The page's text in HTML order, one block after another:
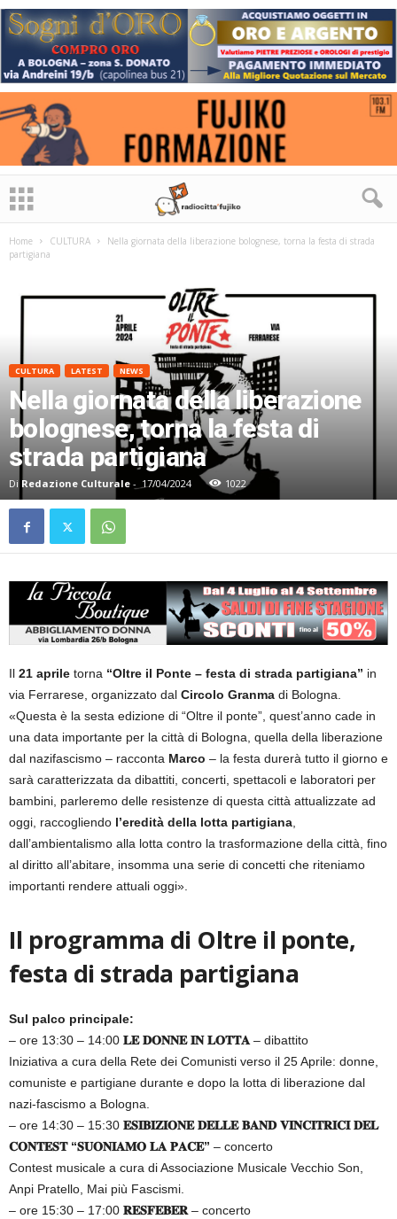
Home CULTURA
Nella giornata della liberazione bolognese, torna la festa di strada
partigiana
CULTURA LATEST NEWS
Nella giornata della liberazione
bolognese, torna la festa di
strada partigiana
Di Redazione Culturale - 17/04/2024 1022
Il 21 aprile torna “Oltre il Ponte – festa di strada partigiana” in
via Ferrarese, organizzato dal Circolo Granma di Bologna.
«Questa è la sesta edizione di “Oltre il ponte”, quest’anno cade in
una data importante per la città di Bologna, quella della liberazione
dal nazifascismo – racconta Marco – la festa durerà tutto il giorno e
sarà caratterizzata da dibattiti, concerti, spettacoli e laboratori per
bambini, parleremo delle resistenze di questa città attualizzate ad
oggi, raccogliendo l’eredità della lotta partigiana,
dall’ambientalismo alla lotta contro la trasformazione della città, fino
al diritto all’abitare, insomma una serie di concetti che riteniamo
importanti rendere attuali oggi».
Il programma di Oltre il ponte,
festa di strada partigiana
Sul palco principale:
– ore 13:30 – 14:00 𝐋𝐄 𝐃𝐎𝐍𝐍𝐄 𝐈𝐍 𝐋𝐎𝐓𝐓𝐀– dibattito
Iniziativa a cura della Rete dei Comunisti verso il 25 Aprile: donne,
comuniste e partigiane durante e dopo la lotta di liberazione dal
nazi-fascismo a Bologna.
– ore 14:30 – 15:30 𝐄𝐒𝐈𝐁𝐈𝐙𝐈𝐎𝐍𝐄 𝐃𝐄𝐋𝐋𝐄 𝐁𝐀𝐍𝐃 𝐕𝐈𝐍𝐂𝐈𝐓𝐑𝐈𝐂𝐈 𝐃𝐄𝐋
𝐂𝐎𝐍𝐓𝐄𝐒𝐓 “𝐒𝐔𝐎𝐍𝐈𝐀𝐌𝐎 𝐋𝐀 𝐏𝐀𝐂𝐄” – concerto
Contest musicale a cura di Associazione Musicale Vecchio Son,
Anpi Pratello, Mai più Fascismi.
– ore 15:30 – 17:00 𝐑𝐄𝐒𝐅𝐄𝐁𝐄𝐑– concerto